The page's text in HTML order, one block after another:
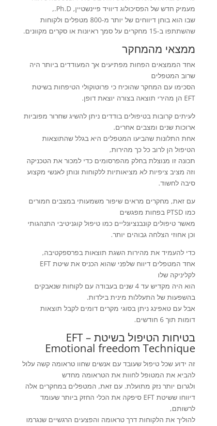
מעמיק חדש של הפסיכולוג דיוויד פיינשטיין, Ph.D.,
שבו הוא בוחן דיווחים של יותר מ-800 מטפלים ולקוחות
שהשתתפו ב-15 מחקרים על סמך ראיונות או סקרים מקוונים.
ממצאי מהמחקר
אחד הממצאים הפחות מפתיעים אך המעודדים ביותר היה
שרוב המטפלים
הסכימו עם המחקר שהוכיח כי פרוטוקולי הטיפחות בשיטת
EFT הן מהירי תוצאה בצורה יוצאת דופן.
לעיתים קרובות בטיפולים בודדים ניתן להשיג שחרור מפוביות
ארוכות שנים ומצבים אחרים.
אחת התלונות שהביעו המטפלים היא בגלל שהתוצאות
הטיפול הן לרוב כל כך מהירות,
תכונה זו מנוצלת בחלק מהפרסומים כדי למכור את הטכניקה
וזה מציב ציפיות לא מציאותיות ללקוחות ונותן לאנשי מקצוע
סיבה לחשוד.
עם זאת, מחקרים מראים שיפור משמעותי במצבים חמורים
כמו PTSD בפחות מפגשים
מאשר טיפולים קונבנציונליים כמו טיפול קוגניטיבי התנהגותי
וכן אחוזי הצלחה גבוהים יותר.
כדי להעמיד את מהירות השגת תוצאות בפרספקטיבה,
אחד המטפלים דיווח שלפני שהוא הכניס את שיטת EFT
לקליניקה שלו
הוא היה מקדיש עד 4 שנים בעבודה עם לקוחות שנאבקים
בהשפעות של התעללות מינית בילדות.
אבל עם טאפינג ניתן בסוגי מקרים דומים לקבל תוצאות
דומות תוך 6 חודשים.
בטיחות הטיפול בשיטת EFT –
Emotional freedom Technique
זה ידוע שכל טיפול שעובד עם אנשים שחוו טראומה קשה עלול
להביא את המטופל לחוות את הטראומה מחדש
ולגרום יותר נזק מתועלת. עם זאת, המטפלים במחקרים אלה
דיווחו ששיטת EFT סיפקה את הכלי החזק ביותר שעומד
לרשותם,
להוליך את הלקוחות דרך טראומה והפצעים הרגשיים שנגרמו